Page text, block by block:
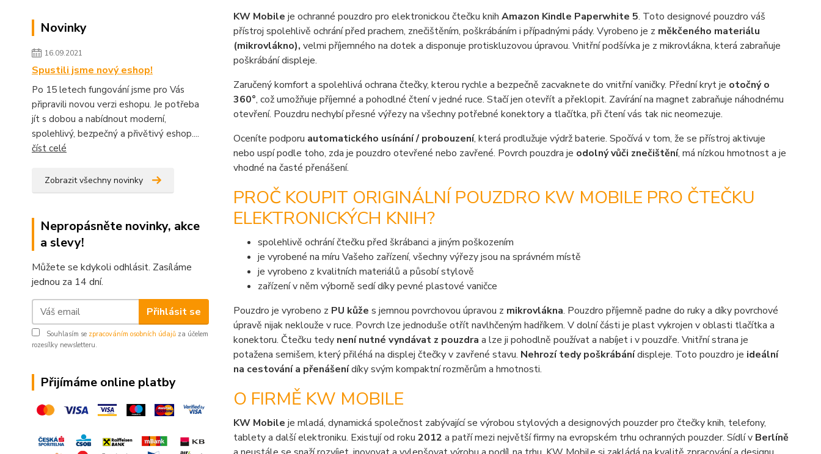
Novinky
16.09.2021
Spustili jsme nový eshop!
Po 15 letech fungování jsme pro Vás
připravili novou verzi eshopu. Je potřeba
jít s dobou a nabídnout moderní,
spolehlivý, bezpečný a přivětivý eshop....
číst celé
Zobrazit všechny novinky
Nepropásněte novinky, akce
a slevy!
Můžete se kdykoli odhlásit. Zasíláme
jednou za 14 dní.
Přihlásit se
Souhlasím se zpracováním osobních údajů za účelem
rozesílky newsletteru.
Přijímáme online platby
KW Mobile je ochranné pouzdro pro elektronickou čtečku knih Amazon Kindle Paperwhite 5. Toto designové pouzdro váš
přístroj spolehlivě ochrání před prachem, znečištěním, poškrábáním i případnými pády. Vyrobeno je z měkčeného materiálu
(mikrovlákno), velmi příjemného na dotek a disponuje protiskluzovou úpravou. Vnitřní podšívka je z mikrovlákna, která zabraňuje
poškrábání displeje.
Zaručený komfort a spolehlivá ochrana čtečky, kterou rychle a bezpečně zacvaknete do vnitřní vaničky. Přední kryt je otočný o
360°, což umožňuje příjemné a pohodlné čtení v jedné ruce. Stačí jen otevřít a překlopit. Zavírání na magnet zabraňuje náhodnému
otevření. Pouzdru nechybí přesné výřezy na všechny potřebné konektory a tlačítka, při čtení vás tak nic neomezuje.
Oceníte podporu automatického usínání / probouzení, která prodlužuje výdrž baterie. Spočívá v tom, že se přístroj aktivuje
nebo uspí podle toho, zda je pouzdro otevřené nebo zavřené. Povrch pouzdra je odolný vůči znečištění, má nízkou hmotnost a je
vhodné na časté přenášení.
PROČ KOUPIT ORIGINÁLNÍ POUZDRO KW MOBILE PRO ČTEČKU
ELEKTRONICKÝCH KNIH?
spolehlivě ochrání čtečku před škrábanci a jiným poškozením
je vyrobené na míru Vašeho zařízení, všechny výřezy jsou na správném místě
je vyrobeno z kvalitních materiálů a působí stylově
zařízení v něm výborně sedí díky pevné plastové vaničce
Pouzdro je vyrobeno z PU kůže s jemnou povrchovou úpravou z mikrovlákna. Pouzdro příjemně padne do ruky a díky povrchové
úpravě nijak neklouže v ruce. Povrch lze jednoduše otřít navlhčeným hadříkem. V dolní části je plast vykrojen v oblasti tlačítka a
konektoru. Čtečku tedy není nutné vyndávat z pouzdra a lze ji pohodlně používat a nabíjet i v pouzdře. Vnitřní strana je
potažena semišem, který přiléhá na displej čtečky v zavřené stavu. Nehrozí tedy poškrábánídispleje. Toto pouzdro je ideální
na cestování a přenášenídíky svým kompaktní rozměrům a hmotnosti.
O FIRMĚ KW MOBILE
KW Mobile je mladá, dynamická společnost zabývající se výrobou stylových a designových pouzder pro čtečky knih, telefony,
tablety a další elektroniku. Existují od roku 2012 a patří mezi největší firmy na evropském trhu ochranných pouzder. Sídlí v Berlíně